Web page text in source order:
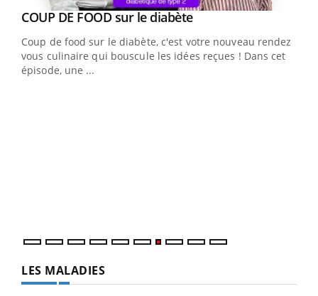
Youtube
COUP DE FOOD sur le diabèteYoutube
Coup de food sur le diabète, c'est votre nouveau rendez-
vous culinaire qui bouscule les idées reçues ! Dans cet
épisode, une ...
LES MALADIES